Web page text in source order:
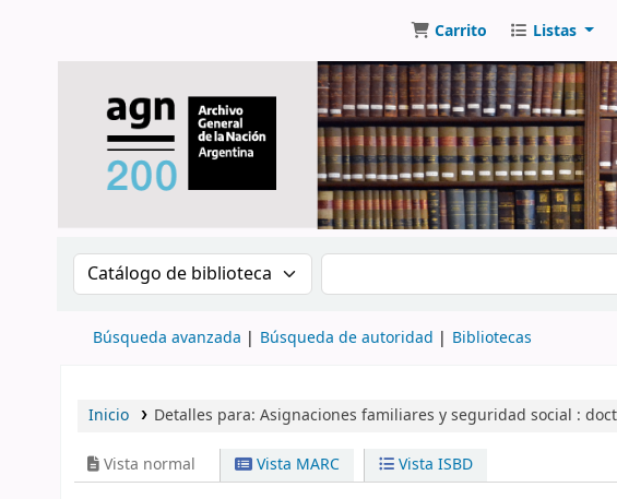
Carrito Listas
Buscar en el catálogo por: Buscar en el catálogo
Búsqueda avanzada Búsqueda de autoridad Bibliotecas
Inicio Detalles para: Asignaciones familiares y seguridad social :
Vista normal Vista MARC Vista ISBD